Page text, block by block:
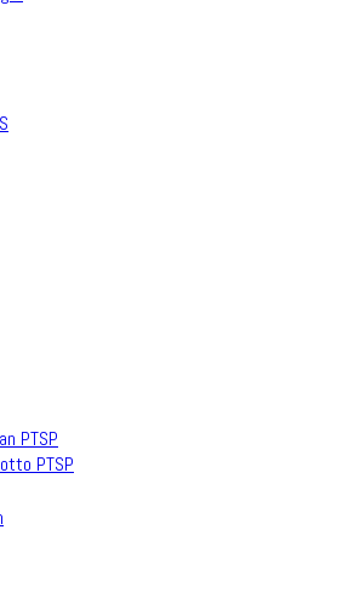
PTSP
PTSP